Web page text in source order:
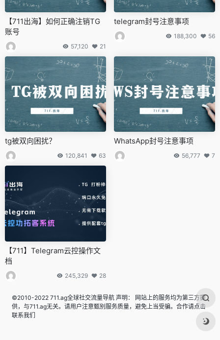
【711出海】如何正确注销TG
账号
57,120 21
telegram封号注意事项
188,300 56
tg被双向困扰？
120,841 63
WhatsApp封号注意事项
56,777 7
【711】Telegram云控操作文
档
245,329 28
©2010-2022 711.ag全球社交流量导航 声明： 网站上的服务均为第三方提
供，与711.ag无关。请用户注意甄别服务质量，避免上当受骗。合作请点击
联系我们